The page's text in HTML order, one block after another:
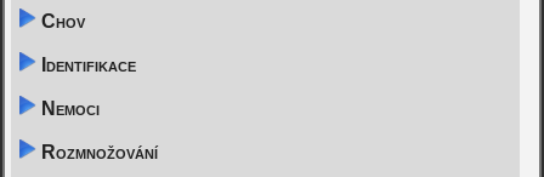
Chov
Identifikace
Nemoci
Rozmnožování